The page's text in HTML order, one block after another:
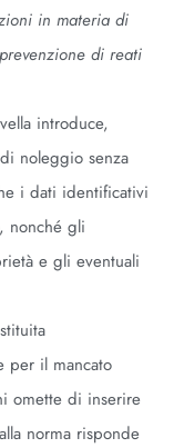
in materia di
di reati
introduce,
noleggio senza
i dati identificativi
nonché gli
e gli eventuali
per il mancato
omette di inserire
norma risponde